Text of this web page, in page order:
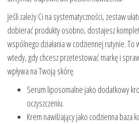
Jeśli zależy Ci na systematyczności, zestaw
dobierać produkty osobno, dostajesz
wspólnego działania w codziennej rutynie. To
wtedy, gdy chcesz przetestować markę i
wpływa na Twoją skórę.
Serum liposomalne jako dodatkowy
oczyszczeniu.
Krem nawilżający jako codzienna baza